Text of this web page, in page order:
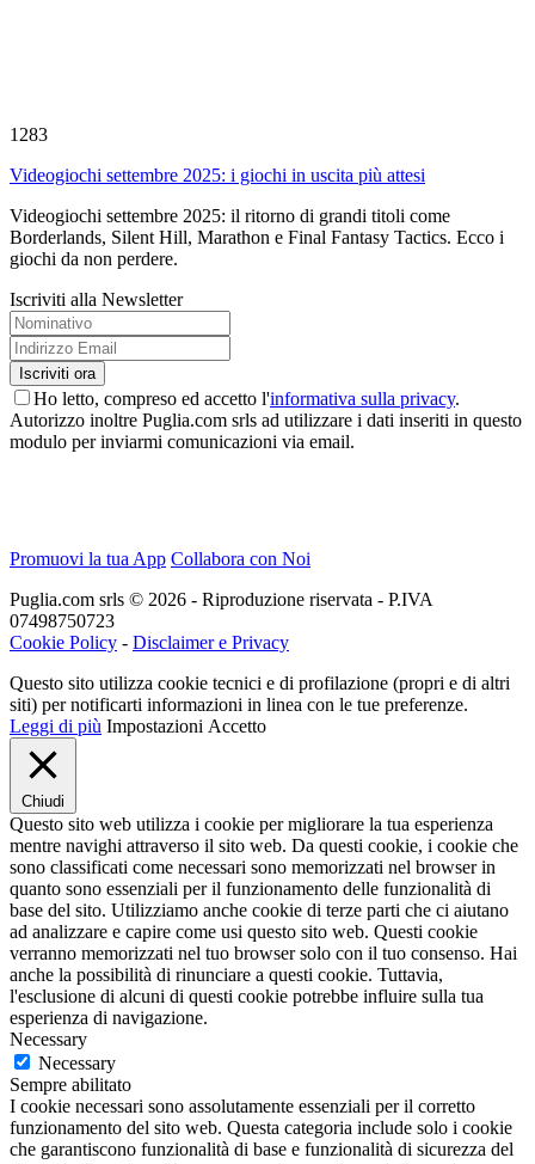
1283
Videogiochi settembre 2025: i giochi in uscita più attesi
Videogiochi settembre 2025: il ritorno di grandi titoli come
Borderlands, Silent Hill, Marathon e Final Fantasy Tactics. Ecco i
giochi da non perdere.
Iscriviti alla Newsletter
Ho letto, compreso ed accetto l'informativa sulla privacy.
Autorizzo inoltre Puglia.com srls ad utilizzare i dati inseriti in questo
modulo per inviarmi comunicazioni via email.
Promuovi la tua App Collabora con Noi
Puglia.com srls © 2026 - Riproduzione riservata - P.IVA
07498750723
Cookie Policy - Disclaimer e Privacy
Questo sito utilizza cookie tecnici e di profilazione (propri e di altri
siti) per notificarti informazioni in linea con le tue preferenze.
Leggi di più Impostazioni Accetto
Chiudi
Questo sito web utilizza i cookie per migliorare la tua esperienza
mentre navighi attraverso il sito web. Da questi cookie, i cookie che
sono classificati come necessari sono memorizzati nel browser in
quanto sono essenziali per il funzionamento delle funzionalità di
base del sito. Utilizziamo anche cookie di terze parti che ci aiutano
ad analizzare e capire come usi questo sito web. Questi cookie
verranno memorizzati nel tuo browser solo con il tuo consenso. Hai
anche la possibilità di rinunciare a questi cookie. Tuttavia,
l'esclusione di alcuni di questi cookie potrebbe influire sulla tua
esperienza di navigazione.
Necessary
Necessary
Sempre abilitato
I cookie necessari sono assolutamente essenziali per il corretto
funzionamento del sito web. Questa categoria include solo i cookie
che garantiscono funzionalità di base e funzionalità di sicurezza del